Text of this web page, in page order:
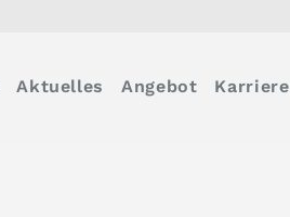
Aktuelles Angebot Karriere